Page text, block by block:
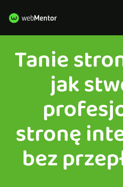
Tanie
jak
stronę
bez